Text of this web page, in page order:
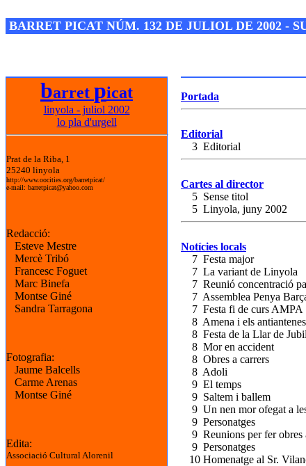
BARRET PICAT NÚM. 132 DE JULIOL DE 2002 -
barret picat
linyola - juliol 2002
lo pla d'urgell
Prat de la Riba, 1
25240 linyola
http://www.oocities.org/barretpicat/
e-mail: barretpicat@yahoo.com
Redacció:
Esteve Mestre
Mercè Tribó
Francesc Foguet
Marc Binefa
Montse Giné
Sandra Tarragona
Fotografia:
Jaume Balcells
Carme Arenas
Montse Giné
Edita:
Associació Cultural Alorenil
Portada
Editorial
3 Editorial
Cartes al director
5 Sense titol
5 Linyola, juny 2002
Notícies locals
7 Festa major
7 La variant de Linyola
7 Reunió concentració
7 Assemblea Penya
7 Festa fi de curs AMPA
8 Amena i els antiantenes
8 Festa de la Llar de
8 Mor en accident
8 Obres a carrers
8 Adoli
9 El temps
9 Saltem i ballem
9 Un nen mor ofegat a
9 Personatges
9 Reunions per fer obres
9 Personatges
10 Homenatge al Sr.